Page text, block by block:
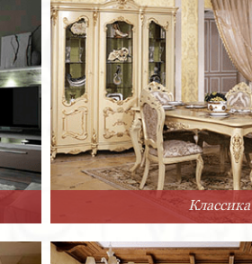
Классика